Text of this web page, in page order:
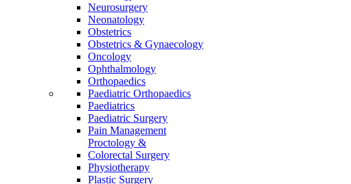
Neurosurgery
Neonatology
Obstetrics
Obstetrics & Gynaecology
Oncology
Ophthalmology
Orthopaedics
Paediatric Orthopaedics
Paediatrics
Paediatric Surgery
Pain Management
Proctology &
Colorectal Surgery
Physiotherapy
Plastic Surgery